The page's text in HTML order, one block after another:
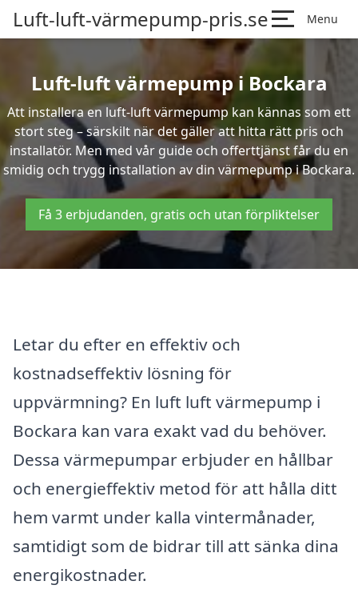
Luft-luft-värmepump-pris.se Menu
Luft-luft värmepump i Bockara
Att installera en luft-luft värmepump kan kännas som ett
stort steg – särskilt när det gäller att hitta rätt pris och
installatör. Men med vår guide och offerttjänst får du en
smidig och trygg installation av din värmepump i Bockara.
Få 3 erbjudanden, gratis och utan förpliktelser
Letar du efter en effektiv och
kostnadseffektiv lösning för
uppvärmning? En luft luft värmepump i
Bockara kan vara exakt vad du behöver.
Dessa värmepumpar erbjuder en hållbar
och energieffektiv metod för att hålla ditt
hem varmt under kalla vintermånader,
samtidigt som de bidrar till att sänka dina
energikostnader.